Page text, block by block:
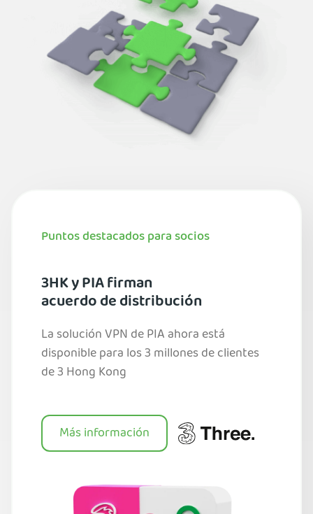
Puntos destacados para socios
3HK y PIA firman
acuerdo de distribución
La solución VPN de PIA ahora está
disponible para los 3 millones de clientes
de 3 Hong Kong
Más información